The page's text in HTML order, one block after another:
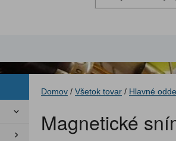
Domov / Všetok tovar / Hlavné
Magnetické